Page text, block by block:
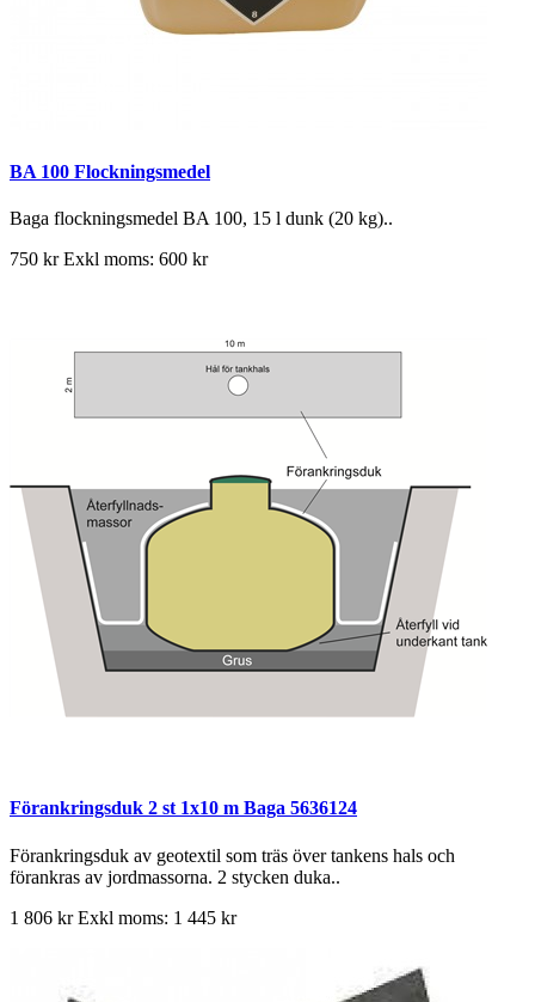
BA 100 Flockningsmedel
Baga flockningsmedel BA 100, 15 l dunk (20 kg)..
750 krExkl moms: 600 kr
Förankringsduk 2 st 1x10 m Baga 5636124
Förankringsduk av geotextil som träs över tankens hals och
förankras av jordmassorna. 2 stycken duka..
1 806 krExkl moms: 1 445 kr